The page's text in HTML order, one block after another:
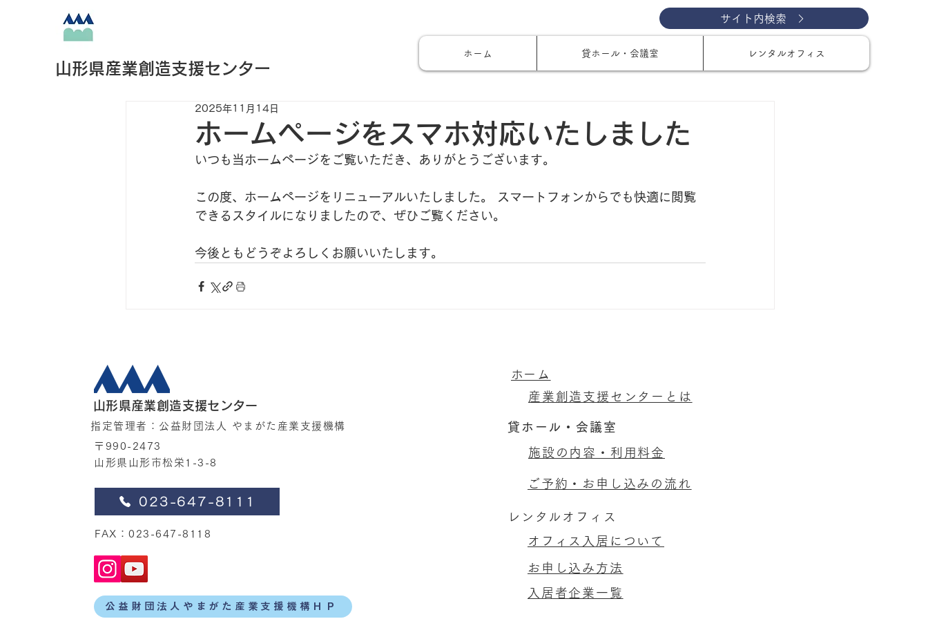
山形県産業創造支援センター
サイト内検索
ホーム 貸ホール・会議室 レンタルオフィス
ホームページをスマホ対応いたしました
2025年11月14日
いつも当ホームページをご覧いただき、ありがとうございます。
この度、ホームページをリニューアルいたしました。 スマートフォンからでも快適に閲覧
できるスタイルになりましたので、ぜひご覧ください。
今後ともどうぞよろしくお願いいたします。
山形県産業創造支援センター
指定管理者：公益財団法人 やまがた産業支援機構
〒990-2473
山形県山形市松栄1-3-8
023-647-8111
FAX：023-647-8118
公益財団法人やまがた産業支援機構ＨＰ
​ホーム
産業創造支援センターとは
貸ホール・会議室
施設の内容・利用料金
ご予約・お申し込みの流れ
レンタルオフィス
オフィス入居について
お申し込み方法
入居者企業一覧